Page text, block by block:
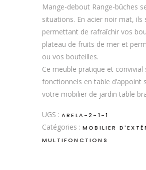
Mange-debout Range-bûches
situations. En acier noir mat, ils
permettant de rafraîchir vos
plateau de fruits de mer et
ou vos bouteilles.
Ce meuble pratique et
fonctionnels en table
votre mobilier de jardin table
UGS : ARELA-2-1-1
Catégories : MOBILIER
MULTIFONCTIONS